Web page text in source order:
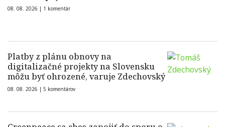
08. 08. 2026 | 1 komentár
Platby z plánu obnovy na
digitalizačné projekty na Slovensku
môžu byť ohrozené, varuje Zdechovský
08. 08. 2026 | 5 komentárov